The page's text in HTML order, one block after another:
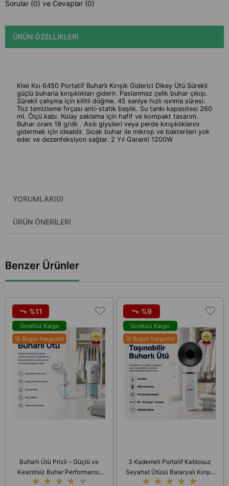
Sorular (0) ve Cevaplar (0)
ÜRÜN ÖZELLIKLERI
Kiwi Ksı 6450 Portatif Buharlı Kırışık Giderici Dikey Ütü Sürekli
güçlü buharla kırışıklıkları giderir. Paslanmaz çelik buhar çıkışı.
Sürekli çalışma için kilitli düğme. 45 saniye hızlı ısınma süresi.
Toz temizleme fırçası anti-statik başlık. Su tankı kapasitesi 260
ml. Ölçü kabı. Kolay saklama için hafif ve kompakt tasarım.
Buhar oranı 18 g/dk . Asılı giysileri veya perde kırışıklıklarını
gidermek için idealdir. Sıcak buhar ile mikrop ve bakterileri yok
eder ve dezenfeksiyon sağlar. 2 Yıl Garanti 1200W
YORUMLAR(0)
ÜRÜN ÖNERILERI
Benzer Ürünler
Buharlı Ütü Prizli – Güçlü ve
Kesintisiz Buhar Performansı,
Kablolu Kullanım, Profesyonel
★ ★ ★ ★ ★
%11
Ücretsiz Kargo
🚀 Bugün Kargoda!
3 Kademeli Portatif Kablosuz
Seyahat Ütüsü Bataryalı Kırışık
Giderici Tüy Toplayıcı
★ ★ ★ ★ ★
%9
Ücretsiz Kargo
🚀 Bugün Kargoda!